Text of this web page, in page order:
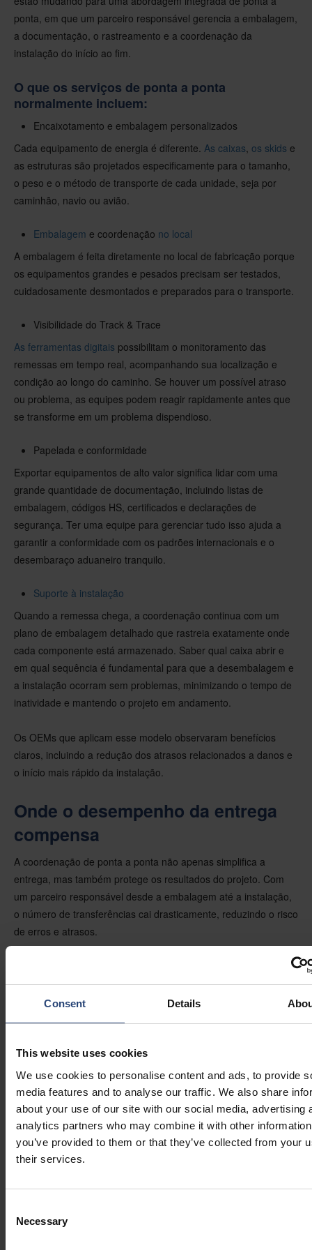
Consent Details
This website uses cookies
We use cookies to personalise content and ads, to provide
media features and to analyse our traffic. We also share
about your use of our site with our social media, advertising
analytics partners who may combine it with other
you’ve provided to them or that they’ve collected from your
their services.
Selection
Necessary
ponta, em que um parceiro responsável gerencia a embalagem,
a documentação, o rastreamento e a coordenação da
instalação do início ao fim.
O que os serviços de ponta a ponta
normalmente incluem:
Encaixotamento e embalagem personalizados
Cada equipamento de energia é diferente. As caixas os skids e
as estruturas são projetados especificamente para o tamanho,
o peso e o método de transporte de cada unidade, seja por
caminhão, navio ou avião.
Embalagem e coordenação no local
A embalagem é feita diretamente no local de fabricação porque
os equipamentos grandes e pesados precisam ser testados,
cuidadosamente desmontados e preparados para o transporte.
Visibilidade do Track & Trace
As ferramentas digitais possibilitam o monitoramento das
remessas em tempo real, acompanhando sua localização e
condição ao longo do caminho. Se houver um possível atraso
ou problema, as equipes podem reagir rapidamente antes que
se transforme em um problema dispendioso.
Papelada e conformidade
Exportar equipamentos de alto valor significa lidar com uma
grande quantidade de documentação, incluindo listas de
embalagem, códigos HS, certificados e declarações de
segurança. Ter uma equipe para gerenciar tudo isso ajuda a
garantir a conformidade com os padrões internacionais e o
desembaraço aduaneiro tranquilo.
Suporte à instalação
Quando a remessa chega, a coordenação continua com um
plano de embalagem detalhado que rastreia exatamente onde
cada componente está armazenado. Saber qual caixa abrir e
em qual sequência é fundamental para que a desembalagem e
a instalação ocorram sem problemas, minimizando o tempo de
inatividade e mantendo o projeto em andamento.
Os OEMs que aplicam esse modelo observaram benefícios
claros, incluindo a redução dos atrasos relacionados a danos e
o início mais rápido da instalação.
Onde o desempenho da entrega
compensa
A coordenação de ponta a ponta não apenas simplifica a
entrega, mas também protege os resultados do projeto. Com
um parceiro responsável desde a embalagem até a instalação,
o número de transferências cai drasticamente, reduzindo o risco
de erros e atrasos.
evitar danos por vibração, umidade e impacto, protegendo o
desempenho do equipamento onde é importante: no
O rastreamento em tempo real e a documentação limpa trazem
visibilidade a cada marco, dando às partes interessadas a
confiança de que os cronogramas serão cumpridos. E com
materiais otimizados e embalagens reutilizáveis, as metas de
sustentabilidade podem ser atingidas sem comprometer a
confiabilidade ou a velocidade.
impecável de equipamentos de alto valor e altamente